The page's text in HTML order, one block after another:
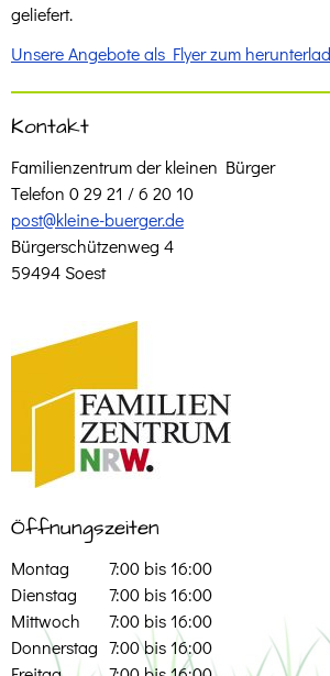
geliefert.
Unsere Angebote als Flyer zum
Kontakt
Familienzentrum der kleinen Bürger
Telefon 0 29 21 / 6 20 10
post@kleine-buerger.de
Bürgerschützenweg 4
59494 Soest
Öffnungszeiten
Montag
7:00 bis 16:00
Dienstag
7:00 bis 16:00
Mittwoch
7:00 bis 16:00
Donnerstag 7:00 bis 16:00